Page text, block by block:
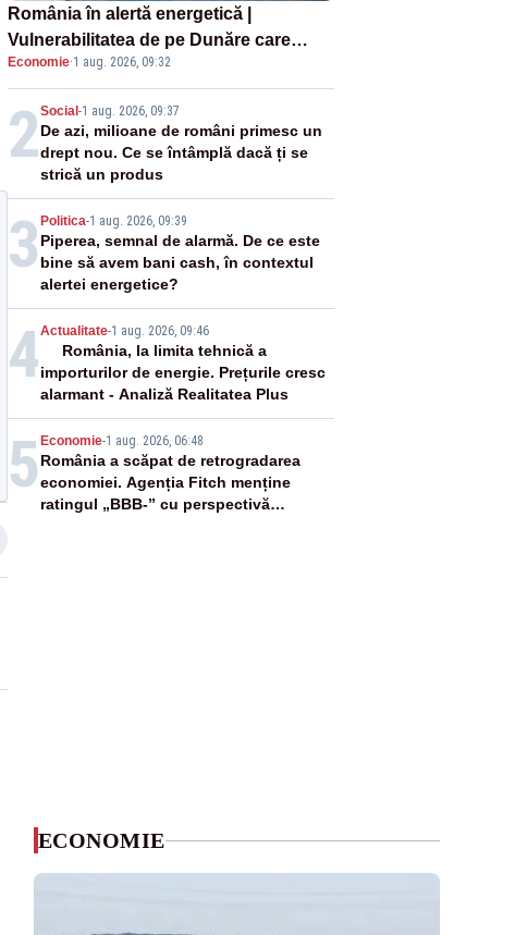
România în alertă energetică |
Vulnerabilitatea de pe Dunăre care
pune în pericol Centrala Cernavodă era
cunoscută de pe vremea lui Ceaușescu
Economie·1 aug. 2026, 09:32
2Social -1 aug. 2026, 09:37
De azi, milioane de români primesc un
drept nou. Ce se întâmplă dacă ți se
strică un produs
3 Politica-1 aug. 2026, 09:39
Piperea, semnal de alarmă. De ce este
bine să avem bani cash, în contextul
alertei energetice?
4Actualitate-1 aug. 2026, 09:46
România, la limita tehnică a
importurilor de energie. Prețurile cresc
alarmant - Analiză Realitatea Plus
5 Economie-1 aug. 2026, 06:48
România a scăpat de retrogradarea
economiei. Agenția Fitch menține
ratingul „BBB-” cu perspectivă
ECONOMIE